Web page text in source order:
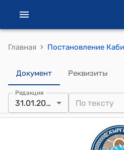
Главная ›
Документ Реквизиты
Редакция
31.01.2026